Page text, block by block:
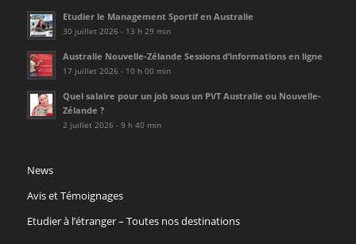
Etudier le Management Sportif en Australie
30 juillet 2026 - 13 h 29 min
Australie Nouvelle-Zélande Sessions d’informations en ligne
17 juillet 2026 - 10 h 00 min
Quel salaire pour un job sous un PVT Australie ou Nouvelle-
Zélande ?
2 juillet 2026 - 9 h 40 min
News
Avis et Témoignages
Etudier à l’étranger – Toutes nos destinations